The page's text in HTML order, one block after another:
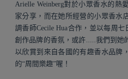
Arielle Weinberg對於小眾香水的熱
家分享，而在她所經營的小眾香水
調香師Cecile Hua合作，並以每周
創作品牌的香氛，或許.....我們到她
以欣賞到來自各國的有趣香水品牌
的“周間樂趣”喔！